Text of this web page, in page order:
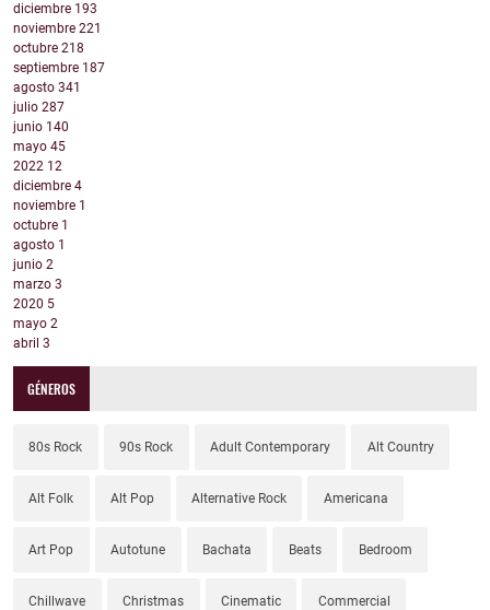
diciembre 193
noviembre 221
octubre 218
septiembre 187
agosto 341
julio 287
junio 140
mayo 45
2022 12
diciembre 4
noviembre 1
octubre 1
agosto 1
junio 2
marzo 3
2020 5
mayo 2
abril 3
GÉNEROS
80s Rock 90s Rock Adult Contemporary Alt Country
Alt Folk Alt Pop Alternative Rock Americana
Art Pop Autotune Bachata Beats Bedroom
Chillwave Christmas Cinematic Commercial